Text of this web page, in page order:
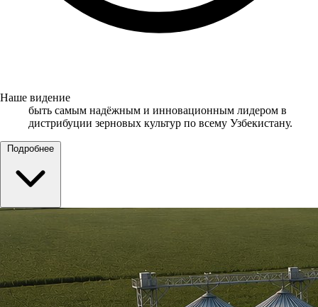
Наше видение
быть самым надёжным и инновационным лидером в
дистрибуции зерновых культур по всему Узбекистану.